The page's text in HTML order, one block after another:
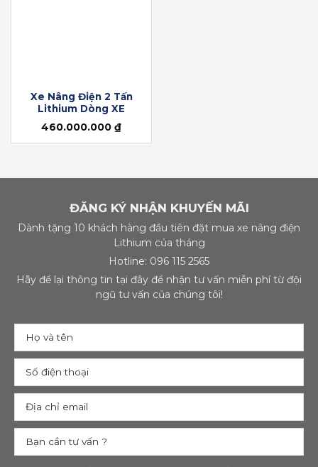
Xe Nâng Điện 2 Tấn
Lithium Dòng XE
460.000.000 ₫
ĐĂNG KÝ NHẬN KHUYẾN MÃI
Dành tặng 10 khách hàng đầu tiên đặt mua xe nâng điện
Lithium của tháng
Hotline: 096 115 2565
Hãy để lại thông tin tại đây để nhận tư vấn miễn phí từ đội
ngũ tư vấn của chúng tôi!